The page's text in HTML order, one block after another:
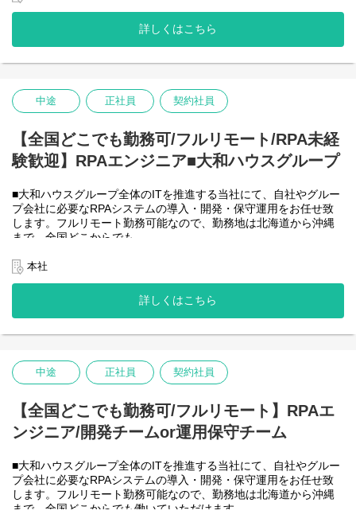
ト、リリースまで開発作業を一気通貫で担当していただきます。
環境の運用・保守までをお任せします。
使用ツール：
-UiPath
-AI-OCR/DX Suite
-MySQL など
で技術スペシャリストとして、技術面からメンバーを引っ張って
いただく役割を期待しています。
会社としてDX推進を進める中、AIを使って新たな価値を生む仕
す！
＜クライアントは大和ハウスグループ全体＞
大和ハウスグループ480社、グループ従業員数(正社員のみ)48,831
全てに関わるシステムを担っています。
出資は大和ハウス本体になりますが、売上好調かつDX推進の優先
度が高いため、
潤沢なリソースのもと、最上流から変革を進めていくことが可能
です。
＜詳細な業務例／基本的な技術仕様＞
ローコード開発プラットフォームを導入し、レガシー化した業務
基幹システムの改善などに取り組んでいます。
詳しくはこちら
中途 正社員 契約社員
【全国どこでも勤務可/フルリモート/RPA未経
験歓迎】RPAエンジニア■大和ハウスグループ
■大和ハウスグループ全体のITを推進する当社にて、自社やグルー
プ会社に必要なRPAシステムの導入・開発・保守運用をお任せ致
します。フルリモート勤務可能なので、勤務地は北海道から沖縄
まで、全国どこからでも
社後の勤務地は問いません。また、働く時間に制限もなく、月160
時間の勤務で、午前5時～22時までの間であれば、自由な時間に働
いていただけます。業務を途中で中断したり、働く時間を調整で
きるので、家事、育児、介護などとの両立も可能です。社員が仕
思っておりますのでフルフレックスです。
＜クライアントは大和ハウスグループ全体＞
名の
全てに関わるシステムを担っています。
出資は大和ハウス本体になりますが、売上好調かつDX推進の優先
潤沢なリソースのもと、最上流から変革を進めていくことが可能
です。
＜詳細な業務例／基本的な技術仕様＞
本社
詳しくはこちら
中途 正社員 契約社員
【全国どこでも勤務可/フルリモート】RPAエ
ンジニア/開発チームor運用保守チーム
■大和ハウスグループ全体のITを推進する当社にて、自社やグルー
プ会社に必要なRPAシステムの導入・開発・保守運用をお任せ致
します。フルリモート勤務可能なので、勤務地は北海道から沖縄
まで、全国どこからでも働いていただけます。